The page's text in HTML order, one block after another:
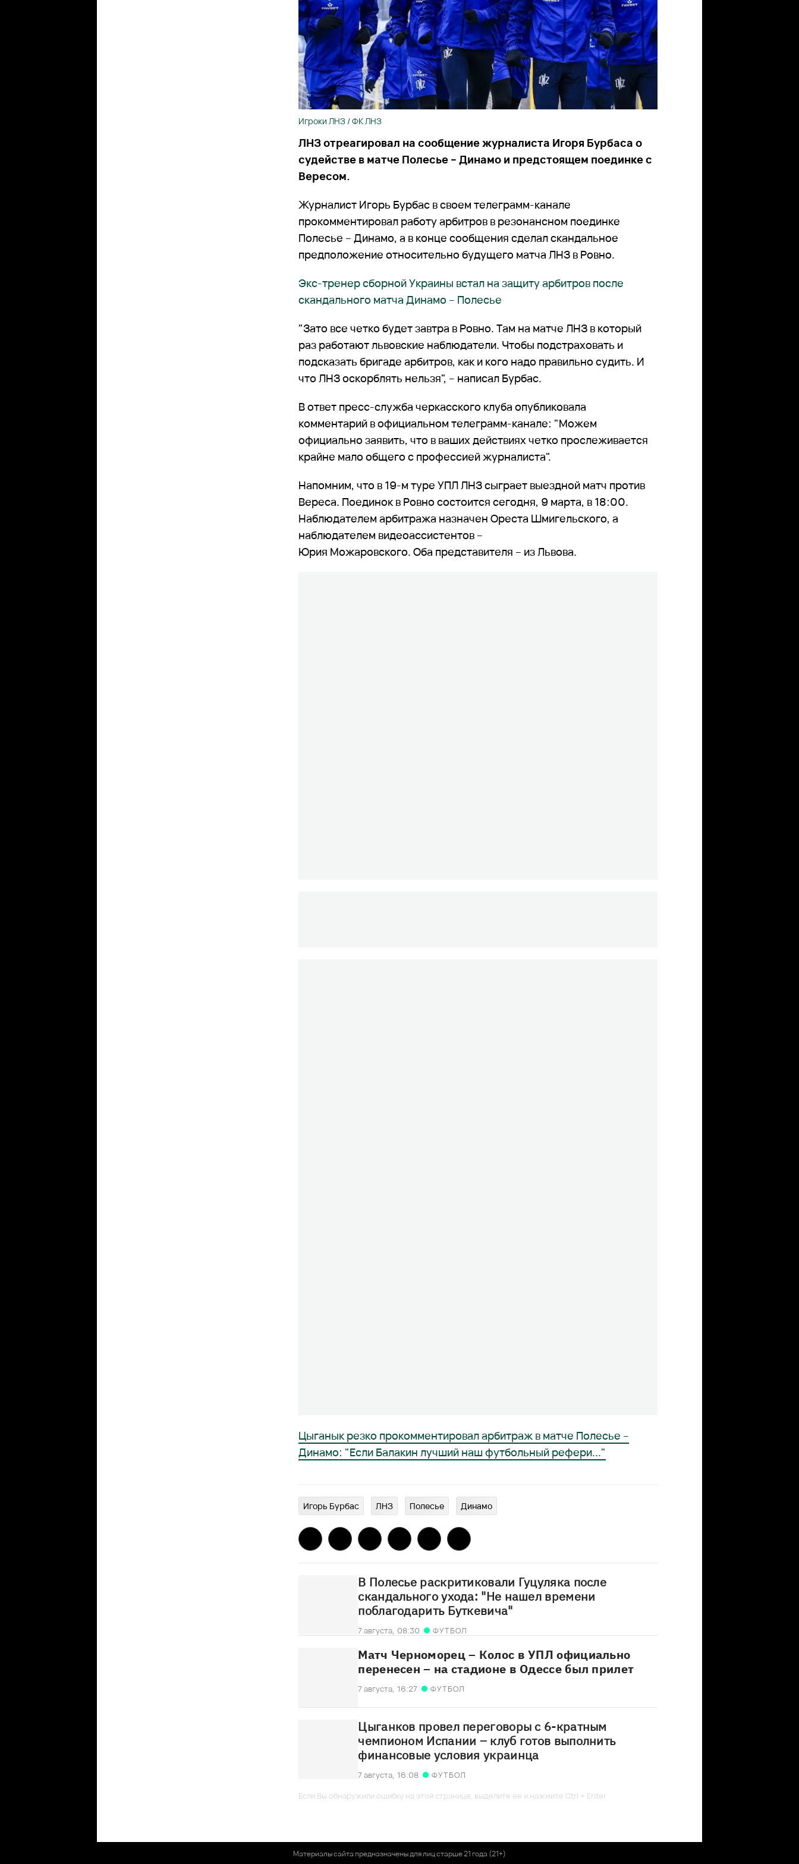
Игроки ЛНЗ / ФК ЛНЗ
ЛНЗ отреагировал на сообщение журналиста Игоря Бурбаса о
судействе в матче Полесье – Динамо и предстоящем поединке с
Вересом.
Журналист Игорь Бурбас в своем телеграмм-канале
прокомментировал работу арбитров в резонансном поединке
Полесье – Динамо, а в конце сообщения сделал скандальное
предположение относительно будущего матча ЛНЗ в Ровно.
Экс-тренер сборной Украины встал на защиту арбитров после
скандального матча Динамо – Полесье
"Зато все четко будет завтра в Ровно. Там на матче ЛНЗ в который
раз работают львовские наблюдатели. Чтобы подстраховать и
подсказать бригаде арбитров, как и кого надо правильно судить. И
что ЛНЗ оскорблять нельзя", – написал Бурбас.
В ответ пресс-служба черкасского клуба опубликовала
комментарий в официальном телеграмм-канале: "Можем
официально заявить, что в ваших действиях четко прослеживается
крайне мало общего с профессией журналиста".
Напомним, что в 19-м туре УПЛ ЛНЗ сыграет выездной матч против
Вереса. Поединок в Ровно состоится сегодня, 9 марта, в 18:00.
Наблюдателем арбитража назначен Ореста Шмигельского, а
наблюдателем видеоассистентов –
Юрия Можаровского. Оба представителя – из Львова.
Цыганык резко прокомментировал арбитраж в матче Полесье –
Динамо: "Если Балакин лучший наш футбольный рефери..."
Игорь Бурбас ЛНЗ Полесье Динамо
В Полесье раскритиковали Гуцуляка после
скандального ухода: "Не нашел времени
поблагодарить Буткевича"
7 августа, 08:30 ФУТБОЛ
Матч Черноморец – Колос в УПЛ официально
перенесен – на стадионе в Одессе был прилет
7 августа, 16:27 ФУТБОЛ
Цыганков провел переговоры с 6-кратным
чемпионом Испании – клуб готов выполнить
финансовые условия украинца
7 августа, 16:08
ФУТБОЛ
Если Вы обнаружили ошибку на этой странице, выделите ее и нажмите Ctrl + Enter
Материалы сайта предназначены для лиц старше 21 года (21+)